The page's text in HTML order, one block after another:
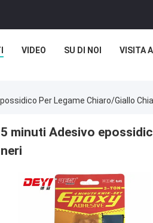
VIDEO SU DI NOI VISITA
Per Legame Chiaro/giallo
5 minuti Adesivo
neri